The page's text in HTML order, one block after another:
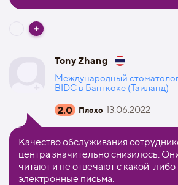
Tony Zhang
Международный
BIDC в Бангкоке (Таиланд)
2.0 Плохо 13.06.2022
Качество обслуживания
центра значительно снизилось.
читают и не отвечают с какой-
электронные письма.